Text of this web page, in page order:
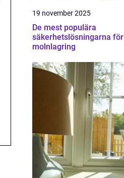
19 november 2025
De mest populära
säkerhetslösningarna för
molnlagring